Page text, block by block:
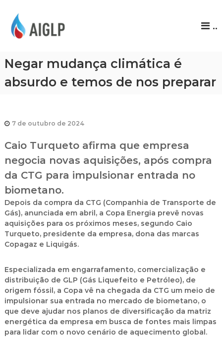
P
..
Negar mudança climática é
absurdo e temos de nos preparar
7 de outubro de 2024
Caio Turqueto afirma que empresa
negocia novas aquisições, após compra
da CTG para impulsionar entrada no
biometano.
Depois da compra da CTG (Companhia de Transporte de
Gás), anunciada em abril, a Copa Energia prevê novas
aquisições para os próximos meses, segundo Caio
Turqueto, presidente da empresa, dona das marcas
Copagaz e Liquigás.
Especializada em engarrafamento, comercialização e
distribuição de GLP (Gás Liquefeito e Petróleo), de
origem fóssil, a Copa vê na chegada da CTG um meio de
impulsionar sua entrada no mercado de biometano, o
que deve ajudar nos planos de diversificação da matriz
energética da empresa em busca de fontes mais limpas
para lidar com o novo cenário de aquecimento global.